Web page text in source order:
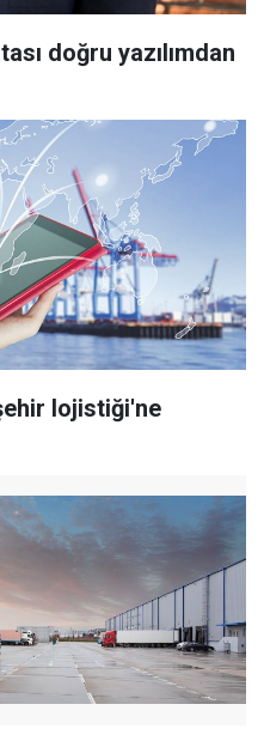
doğru yazılımdan
lojistiği'ne